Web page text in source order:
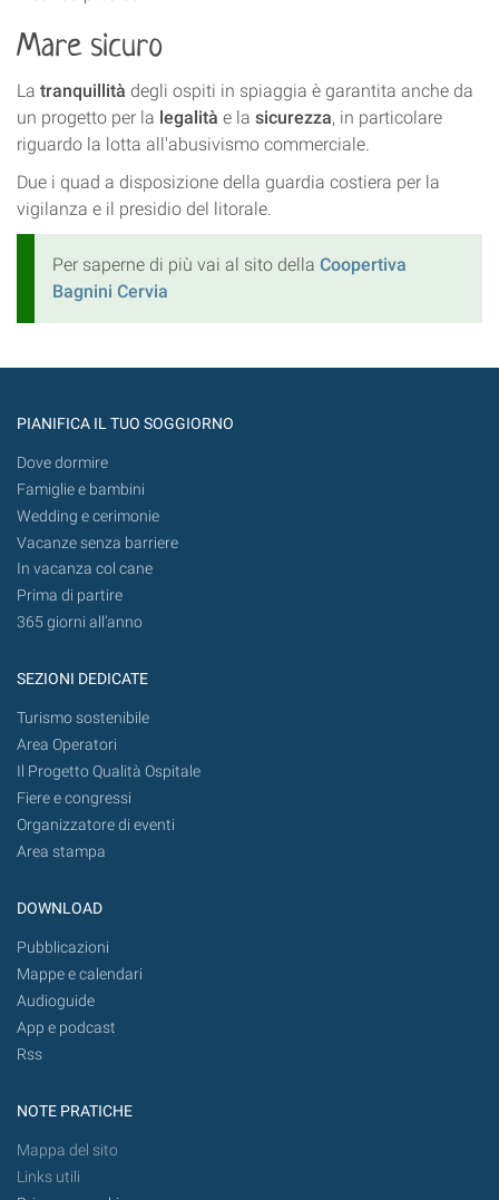
Mare sicuro
La tranquillità degli ospiti in spiaggia è garantita anche da
un progetto per la legalità e la sicurezza, in particolare
riguardo la lotta all'abusivismo commerciale.
Due i quad a disposizione della guardia costiera per la
vigilanza e il presidio del litorale.
Per saperne di più vai al sito della Coopertiva
Bagnini Cervia
PIANIFICA IL TUO SOGGIORNO
Dove dormire
Famiglie e bambini
Wedding e cerimonie
Vacanze senza barriere
In vacanza col cane
Prima di partire
365 giorni all’anno
SEZIONI DEDICATE
Turismo sostenibile
Area Operatori
Il Progetto Qualità Ospitale
Fiere e congressi
Organizzatore di eventi
Area stampa
DOWNLOAD
Pubblicazioni
Mappe e calendari
Audioguide
App e podcast
Rss
NOTE PRATICHE
Mappa del sito
Links utili